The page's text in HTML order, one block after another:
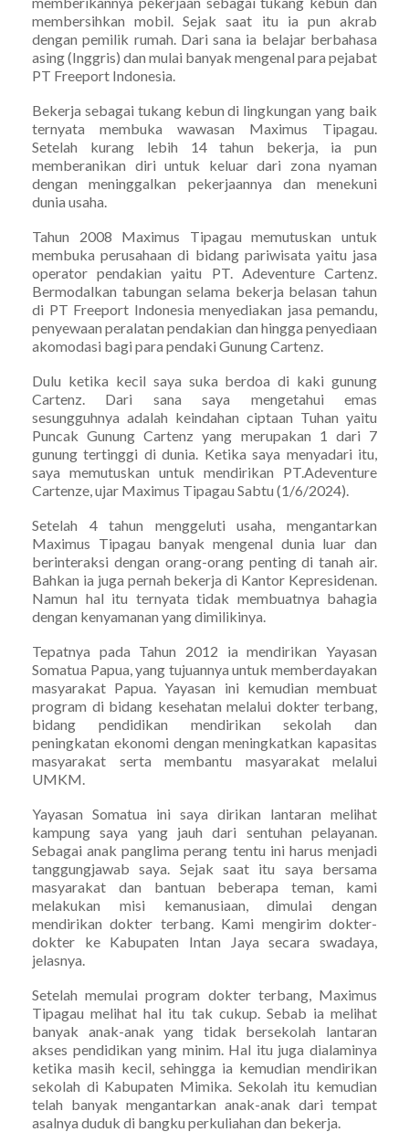
membersihkan mobil. Sejak saat itu ia pun akrab
dengan pemilik rumah. Dari sana ia belajar berbahasa
asing (Inggris) dan mulai banyak mengenal para pejabat
PT Freeport Indonesia.
Bekerja sebagai tukang kebun di lingkungan yang baik
ternyata membuka wawasan Maximus Tipagau.
Setelah kurang lebih 14 tahun bekerja, ia pun
memberanikan diri untuk keluar dari zona nyaman
dengan meninggalkan pekerjaannya dan menekuni
dunia usaha.
Tahun 2008 Maximus Tipagau memutuskan untuk
membuka perusahaan di bidang pariwisata yaitu jasa
operator pendakian yaitu PT. Adeventure Cartenz.
Bermodalkan tabungan selama bekerja belasan tahun
di PT Freeport Indonesia menyediakan jasa pemandu,
penyewaan peralatan pendakian dan hingga penyediaan
akomodasi bagi para pendaki Gunung Cartenz.
Dulu ketika kecil saya suka berdoa di kaki gunung
Cartenz. Dari sana saya mengetahui emas
sesungguhnya adalah keindahan ciptaan Tuhan yaitu
Puncak Gunung Cartenz yang merupakan 1 dari 7
gunung tertinggi di dunia. Ketika saya menyadari itu,
saya memutuskan untuk mendirikan PT.Adeventure
Cartenze, ujar Maximus Tipagau Sabtu (1/6/2024).
Setelah 4 tahun menggeluti usaha, mengantarkan
Maximus Tipagau banyak mengenal dunia luar dan
berinteraksi dengan orang-orang penting di tanah air.
Bahkan ia juga pernah bekerja di Kantor Kepresidenan.
Namun hal itu ternyata tidak membuatnya bahagia
dengan kenyamanan yang dimilikinya.
Tepatnya pada Tahun 2012 ia mendirikan Yayasan
Somatua Papua, yang tujuannya untuk memberdayakan
masyarakat Papua. Yayasan ini kemudian membuat
program di bidang kesehatan melalui dokter terbang,
bidang pendidikan mendirikan sekolah dan
peningkatan ekonomi dengan meningkatkan kapasitas
masyarakat serta membantu masyarakat melalui
UMKM.
Yayasan Somatua ini saya dirikan lantaran melihat
kampung saya yang jauh dari sentuhan pelayanan.
Sebagai anak panglima perang tentu ini harus menjadi
tanggungjawab saya. Sejak saat itu saya bersama
masyarakat dan bantuan beberapa teman, kami
melakukan misi kemanusiaan, dimulai dengan
mendirikan dokter terbang. Kami mengirim dokter-
dokter ke Kabupaten Intan Jaya secara swadaya,
jelasnya.
Setelah memulai program dokter terbang, Maximus
Tipagau melihat hal itu tak cukup. Sebab ia melihat
banyak anak-anak yang tidak bersekolah lantaran
akses pendidikan yang minim. Hal itu juga dialaminya
ketika masih kecil, sehingga ia kemudian mendirikan
sekolah di Kabupaten Mimika. Sekolah itu kemudian
telah banyak mengantarkan anak-anak dari tempat
asalnya duduk di bangku perkuliahan dan bekerja.